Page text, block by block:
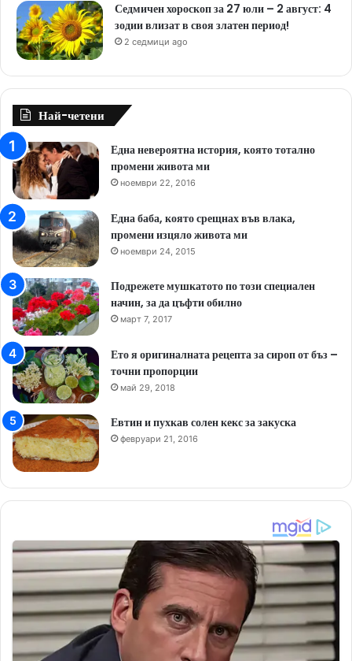
Седмичен хороскоп за 27 юли – 2 август: 4
зодии влизат в своя златен период!
2 седмици ago
Най-четени
Една невероятна история, която тотално
промени живота ми
ноември 22, 2016
Една баба, която срещнах във влака,
промени изцяло живота ми
ноември 24, 2015
Подрежете мушкатото по този специален
начин, за да цъфти обилно
март 7, 2017
Ето я оригиналната рецепта за сироп от бъз –
точни пропорции
май 29, 2018
Евтин и пухкав солен кекс за закуска
февруари 21, 2016